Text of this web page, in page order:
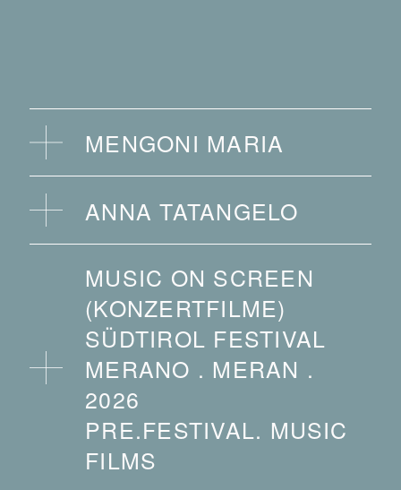
MENGONI MARIA
GIOVEDÌ, 13 AGOSTO ALLE
ORE 21:00
organised by the Tourist Office Merano
ANNA TATANGELO
ORE 21:00
organised by the Tourist Office Merano
MUSIC ON SCREEN
(KONZERTFILME)
SÜDTIROL FESTIVAL
MERANO . MERAN .
2026
PRE.FESTIVAL. MUSIC
FILMS